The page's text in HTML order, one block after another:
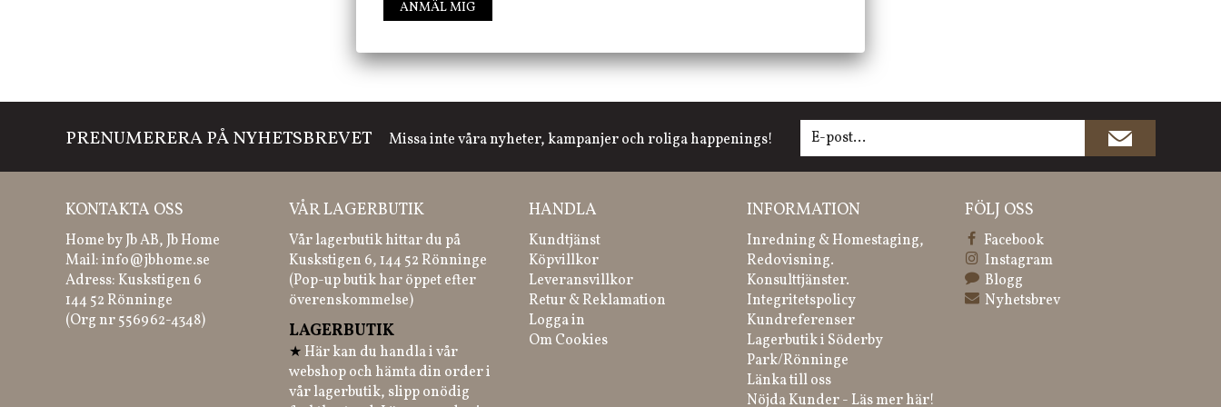
PRENUMERERA PÅ NYHETSBREVET Missa inte våra nyheter, kampanjer och roliga happenings!
KONTAKTA OSS
Home by Jb AB, Jb Home
Mail:info@jbhome.se
Adress: Kuskstigen 6
144 52 Rönninge
(Org nr 556962-4348)
VÅR LAGERBUTIK
Vår lagerbutik hittar du på
Kuskstigen 6, 144 52 Rönninge
(Pop-up butik har öppet efter
överenskommelse)
LAGERBUTIK
★ Här kan du handla i vår
webshop och hämta din order i
vår lagerbutik, slipp onödig
HANDLA
Kundtjänst
Köpvillkor
Leveransvillkor
Retur & Reklamation
Logga in
Om Cookies
INFORMATION
Inredning & Homestaging,
Redovisning.
Konsulttjänster.
Integritetspolicy
Kundreferenser
Lagerbutik i Söderby
Park/Rönninge
Länka till oss
Nöjda Kunder - Läs mer här!
FÖLJ OSS
Facebook
Instagram
Blogg
Nyhetsbrev
ANMÄL MIG